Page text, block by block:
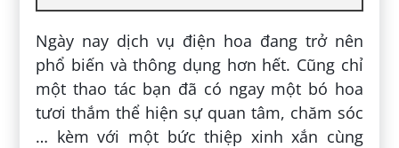
Ngày nay dịch vụ điện hoa đang trở nên
phổ biến và thông dụng hơn hết. Cũng chỉ
một thao tác bạn đã có ngay một bó hoa
tươi thắm thể hiện sự quan tâm, chăm sóc
… kèm với một bức thiệp xinh xắn cùng